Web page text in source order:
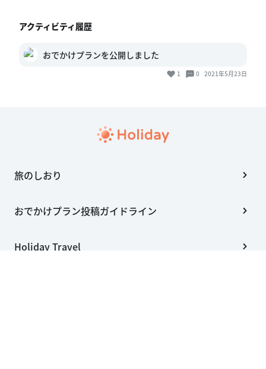
アクティビティ履歴
おでかけプランを公開しました
1 0 2021年5月23日
旅のしおり
おでかけプラン投稿ガイドライン
Holiday Travel